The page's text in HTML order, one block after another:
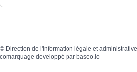
© Direction de l'information légale et administrative
comarquage developpé par baseo.io